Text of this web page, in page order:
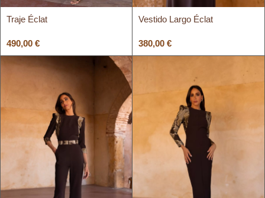
Traje Éclat
490,00 €
Vestido Largo Éclat
380,00€